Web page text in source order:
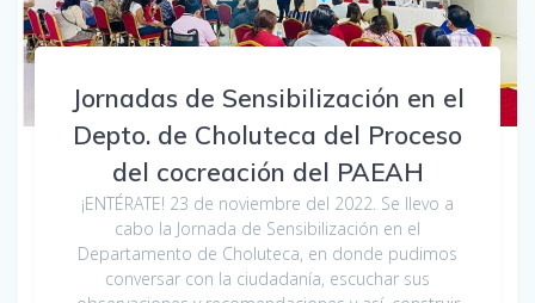
Jornadas de Sensibilización en el
Depto. de Choluteca del Proceso
del cocreación del PAEAH
¡ENTÉRATE! 23 de noviembre del 2022. Se llevo a
cabo la Jornada de Sensibilización en el
Departamento de Choluteca, en donde pudimos
conversar con la ciudadanía, escuchar sus